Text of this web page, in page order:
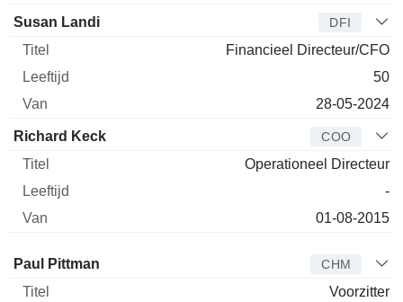
Susan Landi DFI
Financieel Directeur/CFO
50
28-05-2024
Richard Keck COO
Operationeel Directeur
-
01-08-2015
Bestuurder Titel
Paul Pittman CHM
Voorzitter